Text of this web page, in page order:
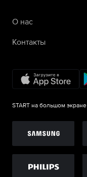
О нас
Контакты
START на большом экране